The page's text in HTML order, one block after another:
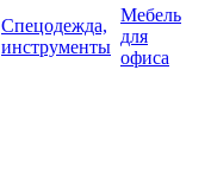
Спецодежда,
инструменты
Мебель
для
офиса